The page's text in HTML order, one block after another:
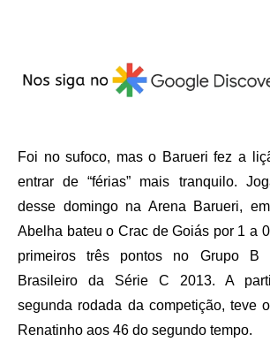
Foi no sufoco, mas o Barueri fez a
entrar de “férias” mais tranquilo.
desse domingo na Arena Barueri,
Abelha bateu o Crac de Goiás por 1 a
primeiros três pontos no Grupo B
Brasileiro da Série C 2013. A
segunda rodada da competição, teve
Renatinho aos 46 do segundo tempo.